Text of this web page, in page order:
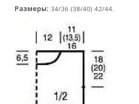
Размеры: 34/36 (38/40) 42/44.